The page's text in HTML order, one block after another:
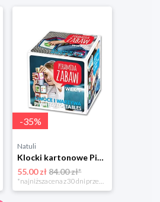
-35%
Natuli
Klocki kartonowe Piramida Zabaw. Owoce i Warzywa Piramida zabaw
55.00 zł 84.00 zł*
*najniższa cena z 30 dni przed obniżką